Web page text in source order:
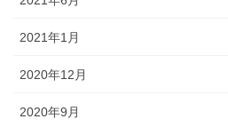
2021年1月
2020年12月
2020年9月